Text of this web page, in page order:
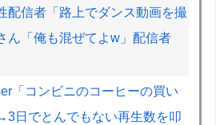
配信者「路上でダンス動画を撮
ん「俺も混ぜてよw」配信者
「コンビニのコーヒーの買い
日でとんでもない再生数を叩